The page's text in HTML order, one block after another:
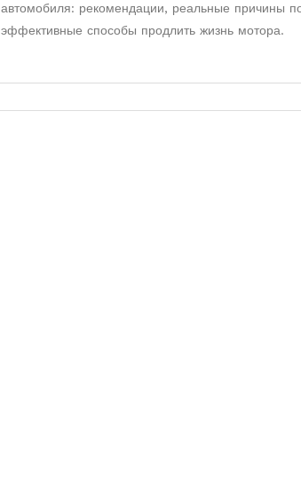
автомобиля: рекомендации, реальные причины
эффективные способы продлить жизнь мотора.